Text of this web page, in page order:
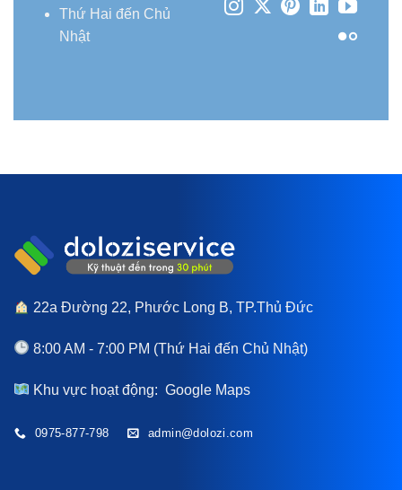
Thứ Hai đến Chủ
Nhật
22a Đường 22, Phước Long B, TP.Thủ Đức
8:00 AM - 7:00 PM (Thứ Hai đến Chủ Nhật)
Khu vực hoạt động:Google Maps
0975-877-798 admin@dolozi.com